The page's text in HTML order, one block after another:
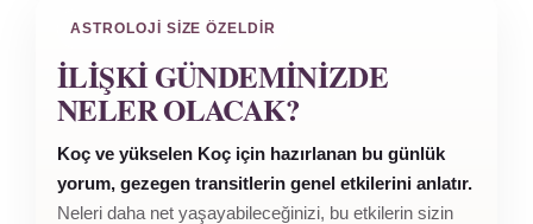
ASTROLOJI SIZE ÖZELDIR
İLIŞKI GÜNDEMINIZDE
NELER OLACAK?
Koç ve yükselen Koç için hazırlanan bu günlük
yorum, gezegen transitlerin genel etkilerini anlatır.
Neleri daha net yaşayabileceğinizi, bu etkilerin sizin